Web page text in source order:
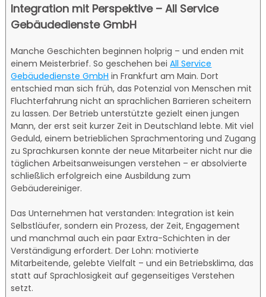
Integration mit Perspektive – All Service
Gebäudedienste GmbH
Manche Geschichten beginnen holprig – und enden mit
einem Meisterbrief. So geschehen beiAll Service
Gebäudedienste GmbH in Frankfurt am Main. Dort
entschied man sich früh, das Potenzial von Menschen mit
Fluchterfahrung nicht an sprachlichen Barrieren scheitern
zu lassen. Der Betrieb unterstützte gezielt einen jungen
Mann, der erst seit kurzer Zeit in Deutschland lebte. Mit viel
Geduld, einem betrieblichen Sprachmentoring und Zugang
zu Sprachkursen konnte der neue Mitarbeiter nicht nur die
täglichen Arbeitsanweisungen verstehen – er absolvierte
schließlich erfolgreich eine Ausbildung zum
Gebäudereiniger.
Das Unternehmen hat verstanden: Integration ist kein
Selbstläufer, sondern ein Prozess, der Zeit, Engagement
und manchmal auch ein paar Extra-Schichten in der
Verständigung erfordert. Der Lohn: motivierte
Mitarbeitende, gelebte Vielfalt – und ein Betriebsklima, das
statt auf Sprachlosigkeit auf gegenseitiges Verstehen
setzt.